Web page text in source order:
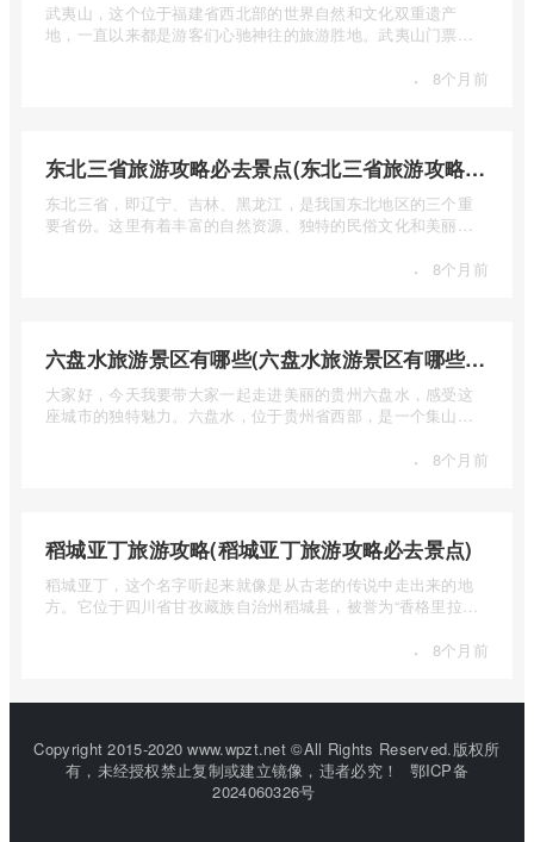
武夷山，这个位于福建省西北部的世界自然和文化双重遗产
地，一直以来都是游客们心驰神往的旅游胜地。武夷山门票多
· 8个月前
东北三省旅游攻略必去景点(东北三省旅游攻略必去景点视频介绍)
东北三省，即辽宁、吉林、黑龙江，是我国东北地区的三个重
要省份。这里有着丰富的自然资源、独特的民俗文化和美丽的
· 8个月前
六盘水旅游景区有哪些(六盘水旅游景区有哪些景点值得去)
大家好，今天我要带大家一起走进美丽的贵州六盘水，感受这
座城市的独特魅力。六盘水，位于贵州省西部，是一个集山水
· 8个月前
稻城亚丁旅游攻略(稻城亚丁旅游攻略必去景点)
稻城亚丁，这个名字听起来就像是从古老的传说中走出来的地
方。它位于四川省甘孜藏族自治州稻城县，被誉为“香格里拉的
· 8个月前
Copyright 2015-2020 www.wpzt.net ©All Rights Reserved.版权所
有，未经授权禁止复制或建立镜像，违者必究！
鄂ICP备
2024060326号